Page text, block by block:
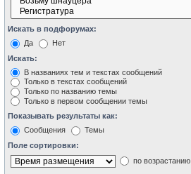
Искать в подфорумах:
Да
Нет
Искать:
В названиях тем и текстах сообщений
Только в текстах сообщений
Только по названию темы
Только в первом сообщении темы
Показывать результаты как:
Сообщения
Темы
Поле сортировки:
по возрастанию